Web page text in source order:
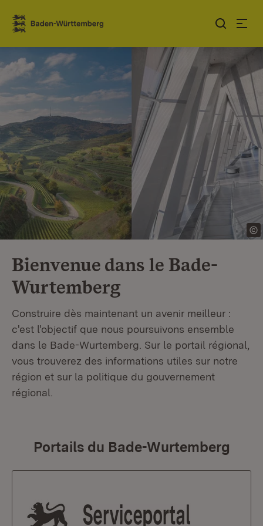
Sauter au contenu
Link zur Startseite
Bienvenue dans le Bade-
Wurtemberg
Construire dès maintenant un avenir meilleur :
c'est l'objectif que nous poursuivons ensemble
dans le Bade-Wurtemberg. Sur le portail régional,
vous trouverez des informations utiles sur notre
région et sur la politique du gouvernement
régional.
Portails du Bade-Wurtemberg